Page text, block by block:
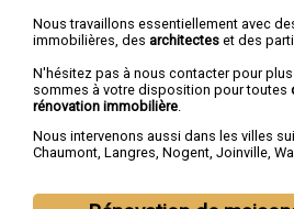
Nous travaillons essentiellement avec
immobilières, des architectes et des
N'hésitez pas à nous contacter pour
sommes à votre disposition pour toutes
rénovation immobilière
Nous intervenons aussi dans les villes
Chaumont, Langres, Nogent, Joinville,